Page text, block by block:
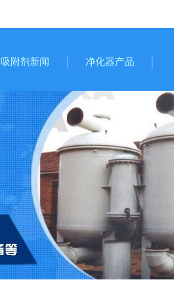
吸附剂新闻 净化器产品